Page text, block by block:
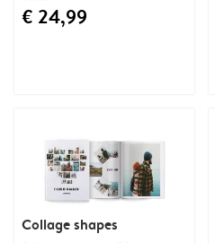
€ 24,99
Collage shapes